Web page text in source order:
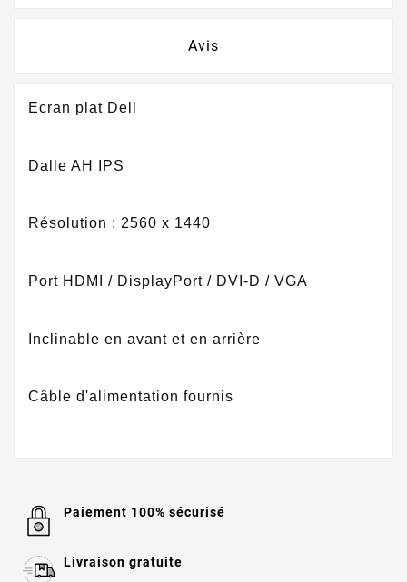
Avis
Ecran plat Dell
Dalle AH IPS
Résolution : 2560 x 1440
Port HDMI / DisplayPort / DVI-D / VGA
Inclinable en avant et en arrière
Câble d'alimentation fournis
Paiement 100% sécurisé
Livraison gratuite